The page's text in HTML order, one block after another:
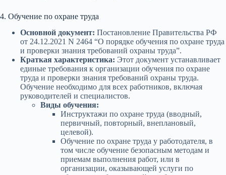
4. Обучение по охране труда
Основной документ: Постановление Правительства РФ
от 24.12.2021 N 2464 “О порядке обучения по охране труда
и проверки знания требований охраны труда”.
Краткая характеристика: Этот документ устанавливает
единые требования к организации обучения по охране
труда и проверки знания требований охраны труда.
Обучение необходимо для всех работников, включая
руководителей и специалистов.
Виды обучения:
Инструктажи по охране труда (вводный,
первичный, повторный, внеплановый,
целевой).
Обучение по охране труда у работодателя, в
том числе обучение безопасным методам и
приемам выполнения работ, или в
организации, оказывающей услуги по